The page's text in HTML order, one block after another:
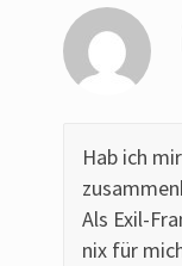
Hab ich
Als Exil-
nix für